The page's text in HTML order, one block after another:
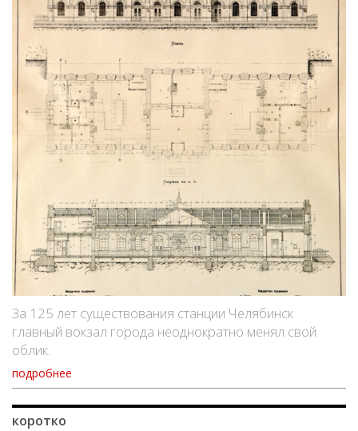
За 125 лет существования станции Челябинск
главный вокзал города неоднократно менял свой
облик.
подробнее
коротко